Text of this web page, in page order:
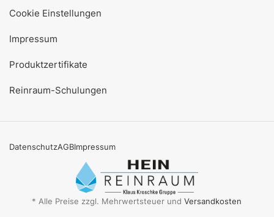
Cookie Einstellungen
Impressum
Produktzertifikate
Reinraum-Schulungen
DatenschutzAGBImpressum
* Alle Preise zzgl. Mehrwertsteuer undVersandkosten